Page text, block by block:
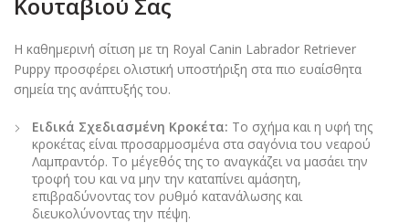
Η καθημερινή σίτιση με τη Royal Canin Labrador Retriever
Puppy προσφέρει ολιστική υποστήριξη στα πιο ευαίσθητα
σημεία της ανάπτυξής του.
Ειδικά Σχεδιασμένη Κροκέτα: Το σχήμα και η υφή της
κροκέτας είναι προσαρμοσμένα στα σαγόνια του νεαρού
Λαμπραντόρ. Το μέγεθός της το αναγκάζει να μασάει την
τροφή του και να μην την καταπίνει αμάσητη,
επιβραδύνοντας τον ρυθμό κατανάλωσης και
διευκολύνοντας την πέψη.